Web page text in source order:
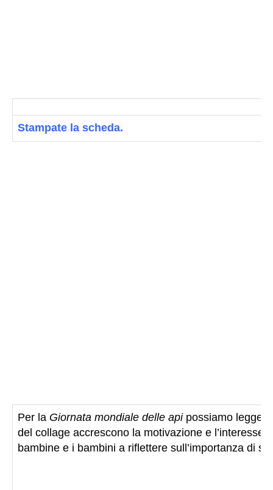
Stampate la scheda.
Per la Giornata mondiale delle apipossiamo leggere
del collage accrescono la motivazione e
bambine e i bambini a riflettere sull’importanza di